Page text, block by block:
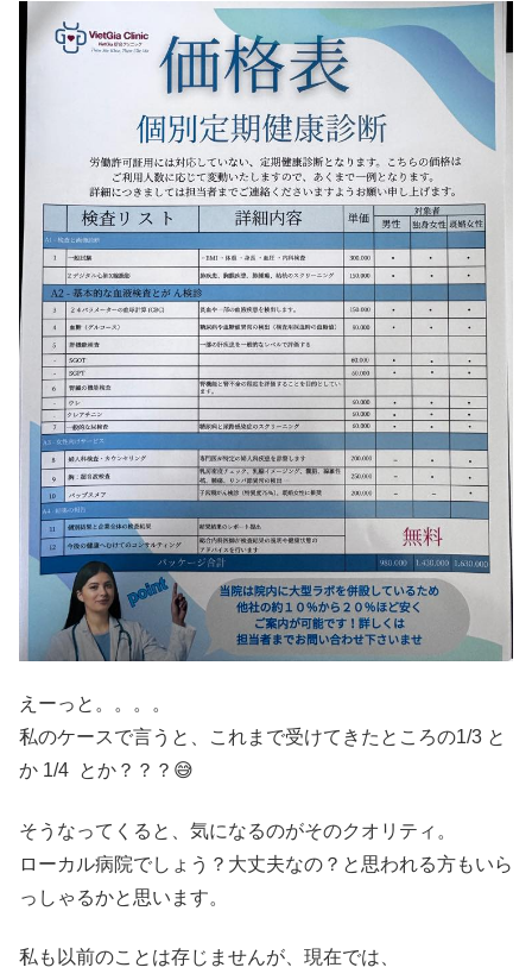
えーっと。。。。
私のケースで言うと、これまで受けてきたところの1/3 と
か 1/4 とか？？？😅
そうなってくると、気になるのがそのクオリティ。
ローカル病院でしょう？大丈夫なの？と思われる方もいら
っしゃるかと思います。
私も以前のことは存じませんが、現在では、